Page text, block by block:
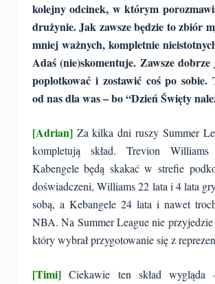
kolejny odcinek, w którym
drużynie. Jak zawsze będzie to zbiór
mniej ważnych, kompletnie
Adaś (nie)skomentuje. Zawsze dobrze
poplotkować i zostawić coś po
od nas dla was – bo “Dzień Święty
[Adrian] Za kilka dni ruszy Summer
kompletują skład. Trevion
Kabengele będą skakać w strefie
doświadczeni, Williams 22 lata i 4 lata
sobą, a Kebangele 24 lata i nawet
NBA. Na Summer League nie
który wybrał przygotowanie się z
[Timi]Ciekawie ten skład wygląda